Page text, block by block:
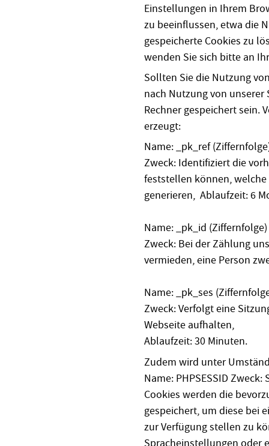
Einstellungen in Ihrem
zu beeinflussen, etwa die
gespeicherte Cookies zu
wenden Sie sich bitte an
Sollten Sie die Nutzung
nach Nutzung von
Rechner gespeichert sein.
erzeugt:
Name: _pk_ref
Zweck: Identifiziert die
feststellen können,
generieren, Ablaufzeit: 6
Name: _pk_id (Ziffernfolge)
Zweck: Bei der Zählung
vermieden, eine Person
Name: _pk_ses
Zweck: Verfolgt eine
Webseite aufhalten,
Ablaufzeit: 30 Minuten.
Zudem wird unter
Name: PHPSESSID
Cookies werden die
gespeichert, um diese bei
zur Verfügung stellen zu
Spracheinstellungen oder